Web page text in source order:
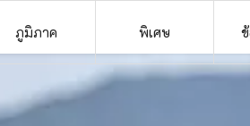
ภูมิภาค พิเศษ